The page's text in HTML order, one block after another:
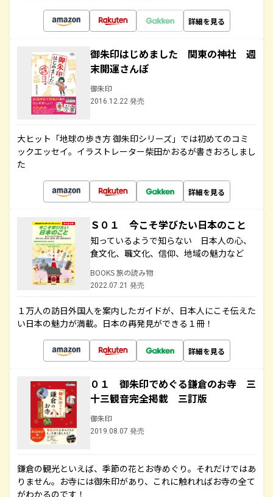
詳細を見る
御朱印はじめました 関東の神社 週
末開運さんぽ
御朱印
2016.12.22 発売
大ヒット「地球の歩き方 御朱印シリーズ」では初めてのコミ
ックエッセイ。イラストレーター柴田かおるが書きおろしまし
た
詳細を見る
Ｓ０１ 今こそ学びたい日本のこと
知っているようで知らない 日本人の心、
食文化、職文化、信仰、地域の魅力など
BOOKS 旅の読み物
2022.07.21 発売
１万人の訪日外国人を案内したガイドが、日本人にこそ伝えた
い日本の魅力が満載。日本の再発見ができる１冊！
詳細を見る
０１ 御朱印でめぐる鎌倉のお寺 三
十三観音完全掲載 三訂版
御朱印
2019.08.07 発売
鎌倉の観光といえば、季節の花とお寺めぐり。それだけではあ
りません。お寺には御朱印があり、これに触れればお寺の全て
がわかるのです！